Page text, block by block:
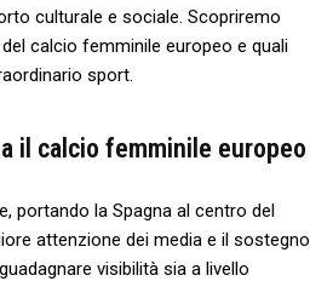
culturale e sociale. Scopriremo​
calcio femminile europeo​ e​ quali
sport.
il calcio femminile europeo
portando la Spagna‍ al centro del​
attenzione dei media e‌ il sostegno
visibilità sia a livello